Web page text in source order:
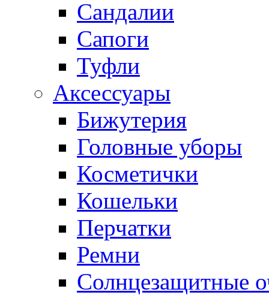
Сандалии
Сапоги
Туфли
Аксессуары
Бижутерия
Головные уборы
Косметички
Кошельки
Перчатки
Ремни
Солнцезащитные